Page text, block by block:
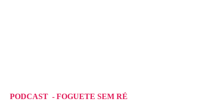
PODCAST - FOGUETE SEM RÉ